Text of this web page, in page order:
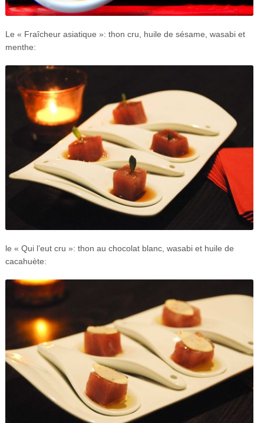
Le « Fraîcheur asiatique »: thon cru, huile de sésame, wasabi et
menthe:
le « Qui l’eut cru »: thon au chocolat blanc, wasabi et huile de
cacahuète: